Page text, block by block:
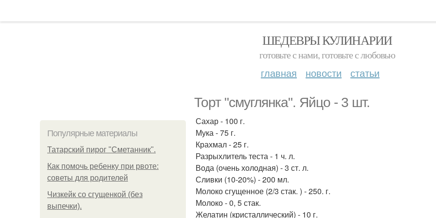
ШЕДЕВРЫ КУЛИНАРИИ
готовьте с нами, готовьте с любовью
главная новости статьи
Торт "смуглянка". Яйцо - 3 шт.
Популярные материалы
Татарский пирог "Сметанник".
Как помочь ребенку при рвоте:
советы для родителей
Чизкейк со сгущенкой (без
выпечки).
Сахар - 100 г.
Мука - 75 г.
Крахмал - 25 г.
Разрыхлитель теста - 1 ч. л.
Вода (очень холодная) - 3 ст. л.
Сливки (10-20%) - 200 мл.
Молоко сгущенное (2/3 стак. ) - 250. г.
Молоко - 0, 5 стак.
Желатин (кристаллический) - 10 г.